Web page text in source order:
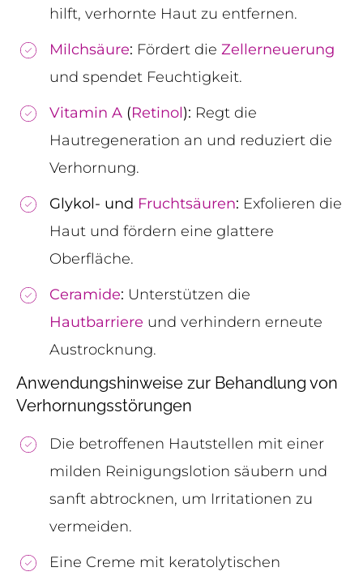
hilft, verhornte Haut zu entfernen.
Milchsäure: Fördert die Zellerneuerung
und spendet Feuchtigkeit.
Vitamin A (Retinol): Regt die
Hautregeneration an und reduziert die
Verhornung.
Glykol- und Fruchtsäuren: Exfolieren die
Haut und fördern eine glattere
Oberfläche.
Ceramide: Unterstützen die
Hautbarriere und verhindern erneute
Austrocknung.
Anwendungshinweise zur Behandlung von
Verhornungsstörungen
Die betroffenen Hautstellen mit einer
milden Reinigungslotion säubern und
sanft abtrocknen, um Irritationen zu
vermeiden.
Eine Creme mit keratolytischen